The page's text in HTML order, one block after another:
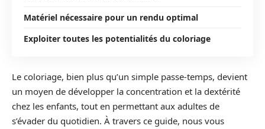
Matériel nécessaire pour un rendu optimal
Exploiter toutes les potentialités du coloriage
Le coloriage, bien plus qu’un simple passe-temps, devient
un moyen de développer la concentration et la dextérité
chez les enfants, tout en permettant aux adultes de
s’évader du quotidien. À travers ce guide, nous vous